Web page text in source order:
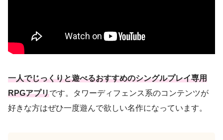
一人でじっくりと遊べるおすすめのシングルプレイ専用
RPGアプリです。タワーディフェンス系のコンテンツが
好きな方はぜひ一度遊んで欲しい名作になっています。